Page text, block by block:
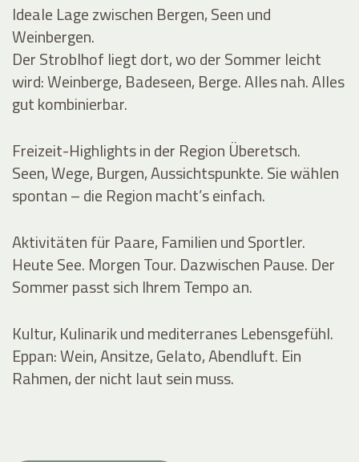
Ideale Lage zwischen Bergen, Seen und
Weinbergen.
Der Stroblhof liegt dort, wo der Sommer leicht
wird: Weinberge, Badeseen, Berge. Alles nah. Alles
gut kombinierbar.
Freizeit-Highlights in der Region Überetsch.
Seen, Wege, Burgen, Aussichtspunkte. Sie wählen
spontan – die Region macht’s einfach.
Aktivitäten für Paare, Familien und Sportler.
Heute See. Morgen Tour. Dazwischen Pause. Der
Sommer passt sich Ihrem Tempo an.
Kultur, Kulinarik und mediterranes Lebensgefühl.
Eppan: Wein, Ansitze, Gelato, Abendluft. Ein
Rahmen, der nicht laut sein muss.